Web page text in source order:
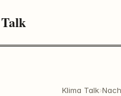
Klima Talk›